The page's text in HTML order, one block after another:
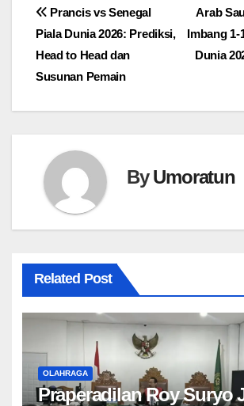
Navigasi
pos
Arab
Imbang 1-
Dunia
Prancis vs Senegal
Piala Dunia 2026: Prediksi,
Head to Head dan
Susunan Pemain
ByUmoratun
Related Post
OLAHRAGA
Praperadilan Roy Suryo